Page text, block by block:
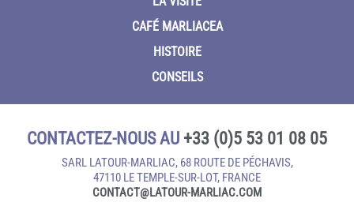
CAFÉ MARLIACEA
HISTOIRE
CONSEILS
CONTACTEZ-NOUS AU +33 (0)5 53 01 08 05
SARL LATOUR-MARLIAC, 68 ROUTE DE PÉCHAVIS,
47110 LE TEMPLE‑SUR‑LOT, FRANCE
CONTACT@LATOUR‑MARLIAC.COM